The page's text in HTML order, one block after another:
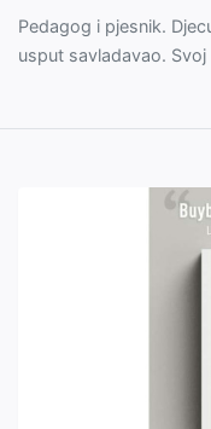
Pedagog i pjesnik.
usput savladavao.